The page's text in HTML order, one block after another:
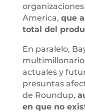
America, que
total del
En paralelo,
actuales y
presuntas
de Roundup,
en que no